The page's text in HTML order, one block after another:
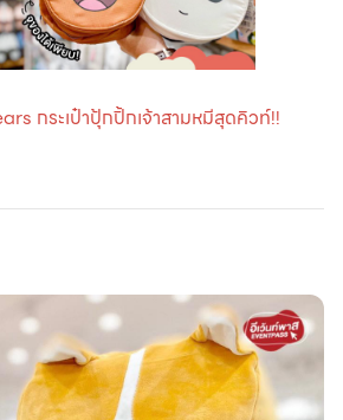
กระเป๋าปุ้กปิ้กเจ้าสามหมีสุดคิวท์!!